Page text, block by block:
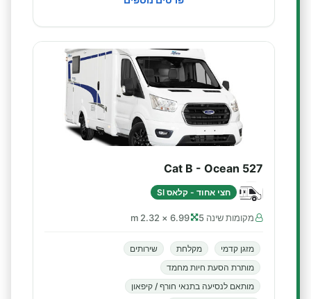
Cat B - Ocean 527
חצי אחוד - קלאס SI
מקומות שינה 5 6.99 × 2.32 m
מזגן קדמי מקלחת
שירותים
מותרת הסעת חיות מחמד
מותאם לנסיעה בתנאי חורף / קיפאון